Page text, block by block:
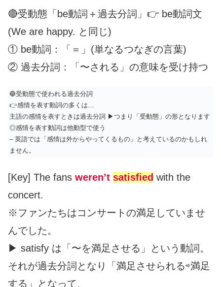
🔴受動態「be動詞＋過去分詞」👉 be動詞文
(We are happy. と同じ)
① be動詞：「＝」(単なるつなぎの言葉)
② 過去分詞：「〜される」の意味を受け持つ
🔵受動態で使われる過去分詞
👉感情を表す動詞の多くは…
主語の感情を表すときは過去分詞 ▶︎つまり「受動態」の形となります
◎感情を表す動詞は他動型で使う
– 英語では「感情は外からやってくるもの」と考えているのかもしれ
ません。
[Key] The fans weren’t satisfied with the
concert.
※ファンたちはコンサートの満足していませ
んでした。
▶︎ satisfy は「〜を満足させる」という動詞。
それが過去分詞となり「満足させられる⇨満足
する」となって、